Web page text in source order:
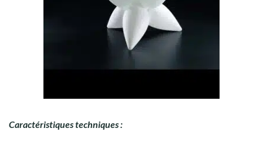
Caractéristiques techniques :